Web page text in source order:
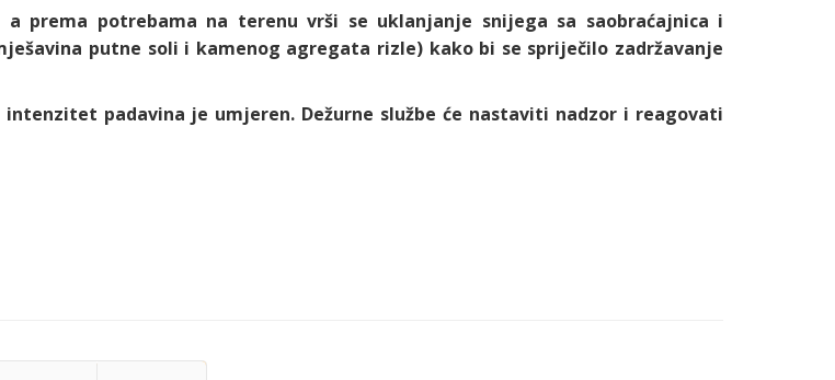
prema potrebama na terenu vrši se uklanjanje snijega sa saobraćajnica i
putne soli i kamenog agregata rizle) kako bi se spriječilo zadržavanje
padavina je umjeren. Dežurne službe će nastaviti nadzor i reagovati